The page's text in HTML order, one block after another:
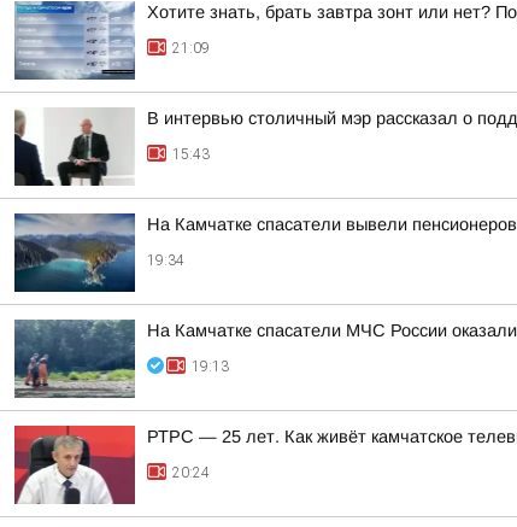
Хотите знать, брать завтра зонт или нет?
21:09
В интервью столичный мэр рассказал о
15:43
На Камчатке спасатели вывели
19:34
На Камчатке спасатели МЧС России
19:13
РТРС — 25 лет. Как живёт камчатское
20:24